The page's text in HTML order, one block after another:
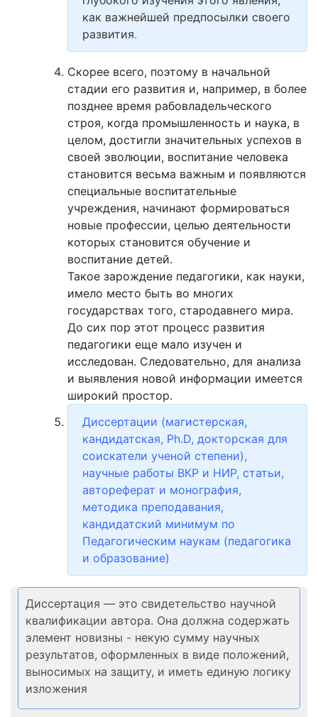
как важнейшей предпосылки своего
развития.
Скорее всего, поэтому в начальной
стадии его развития и, например, в более
позднее время рабовладельческого
строя, когда промышленность и наука, в
целом, достигли значительных успехов в
своей эволюции, воспитание человека
становится весьма важным и появляются
специальные воспитательные
учреждения, начинают формироваться
новые профессии, целью деятельности
которых становится обучение и
воспитание детей.
Такое зарождение педагогики, как науки,
имело место быть во многих
государствах того, стародавнего мира.
До сих пор этот процесс развития
педагогики еще мало изучен и
исследован. Следовательно, для анализа
и выявления новой информации имеется
широкий простор.
Диссертации (магистерская,
кандидатская, Ph.D, докторская для
соискатели ученой степени),
научные работы ВКР и НИР, статьи,
автореферат и монография,
методика преподавания,
кандидатский минимум по
Педагогическим наукам (педагогика
и образование)
Диссертация — это свидетельство научной
квалификации автора. Она должна содержать
элемент новизны - некую сумму научных
результатов, оформленных в виде положений,
выносимых на защиту, и иметь единую логику
изложения